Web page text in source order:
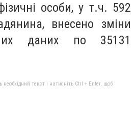
особи, у т.ч. 592
внесено зміни
даних по 35131
текст і натисніть Ctrl + Enter, щоб